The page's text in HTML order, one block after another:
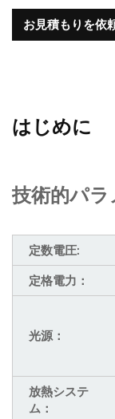
お見積もりを依
はじめに
技術的パラ
定数電圧:
定格電力：
光源：
放熱システ
ム：